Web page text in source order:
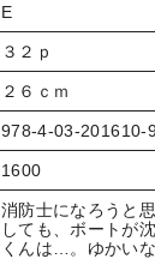
E
３２ｐ
２６ｃｍ
978-4-03-201610-
1600
消防士になろうと
しても、ボートが
くんは…。ゆかい